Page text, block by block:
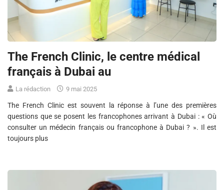
The French Clinic, le centre médical
français à Dubai au
La rédaction 9 mai 2025
The French Clinic est souvent la réponse à l’une des premières
questions que se posent les francophones arrivant à Dubai : « Où
consulter un médecin français ou francophone à Dubai ? ». Il est
toujours plus